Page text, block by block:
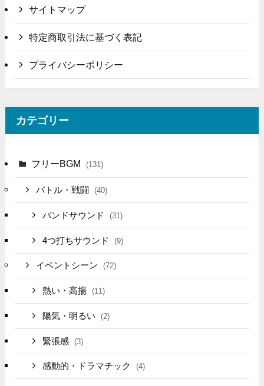
サイトマップ
特定商取引法に基づく表記
プライバシーポリシー
カテゴリー
フリーBGM (131)
バトル・戦闘 (40)
バンドサウンド (31)
4つ打ちサウンド (9)
イベントシーン (72)
熱い・高揚 (11)
陽気・明るい (2)
緊張感 (3)
感動的・ドラマチック (4)